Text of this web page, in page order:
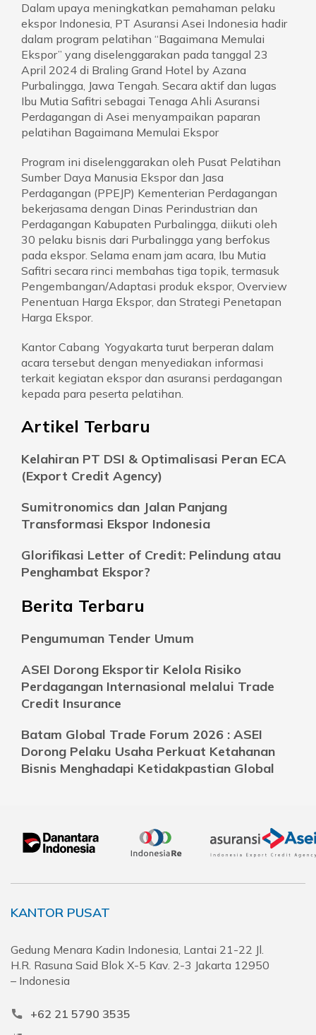
Dalam upaya meningkatkan pemahaman pelaku
ekspor Indonesia, PT Asuransi Asei Indonesia hadir
dalam program pelatihan “Bagaimana Memulai
Ekspor” yang diselenggarakan pada tanggal 23
April 2024 di Braling Grand Hotel by Azana
Purbalingga, Jawa Tengah. Secara aktif dan lugas
Ibu Mutia Safitri sebagai Tenaga Ahli Asuransi
Perdagangan di Asei menyampaikan paparan
pelatihan Bagaimana Memulai Ekspor
Program ini diselenggarakan oleh Pusat Pelatihan
Sumber Daya Manusia Ekspor dan Jasa
Perdagangan (PPEJP) Kementerian Perdagangan
bekerjasama dengan Dinas Perindustrian dan
Perdagangan Kabupaten Purbalingga, diikuti oleh
30 pelaku bisnis dari Purbalingga yang berfokus
pada ekspor. Selama enam jam acara, Ibu Mutia
Safitri secara rinci membahas tiga topik, termasuk
Pengembangan/Adaptasi produk ekspor, Overview
Penentuan Harga Ekspor, dan Strategi Penetapan
Harga Ekspor.
Kantor Cabang Yogyakarta turut berperan dalam
acara tersebut dengan menyediakan informasi
terkait kegiatan ekspor dan asuransi perdagangan
kepada para peserta pelatihan.
Artikel Terbaru
Kelahiran PT DSI & Optimalisasi Peran ECA
(Export Credit Agency)
Sumitronomics dan Jalan Panjang
Transformasi Ekspor Indonesia
Glorifikasi Letter of Credit: Pelindung atau
Penghambat Ekspor?
Berita Terbaru
Pengumuman Tender Umum
ASEI Dorong Eksportir Kelola Risiko
Perdagangan Internasional melalui Trade
Credit Insurance
Batam Global Trade Forum 2026 : ASEI
Dorong Pelaku Usaha Perkuat Ketahanan
Bisnis Menghadapi Ketidakpastian Global
KANTOR PUSAT
Gedung Menara Kadin Indonesia, Lantai 21-22 Jl.
H.R. Rasuna Said Blok X-5 Kav. 2-3 Jakarta 12950
– Indonesia
+62 21 5790 3535